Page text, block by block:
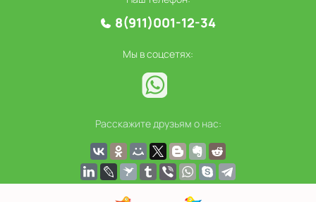
8(911)001-12-34
Мы в соцсетях:
Расскажите друзьям о нас: